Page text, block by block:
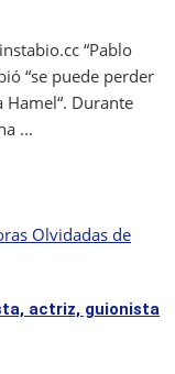
“Pablo
“se puede perder
Durante
...
Olvidadas de
actriz, guionista